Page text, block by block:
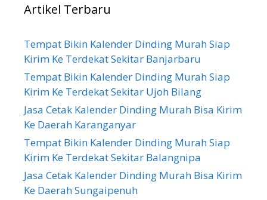
Artikel Terbaru
Tempat Bikin Kalender Dinding Murah Siap
Kirim Ke Terdekat Sekitar Banjarbaru
Tempat Bikin Kalender Dinding Murah Siap
Kirim Ke Terdekat Sekitar Ujoh Bilang
Jasa Cetak Kalender Dinding Murah Bisa Kirim
Ke Daerah Karanganyar
Tempat Bikin Kalender Dinding Murah Siap
Kirim Ke Terdekat Sekitar Balangnipa
Jasa Cetak Kalender Dinding Murah Bisa Kirim
Ke Daerah Sungaipenuh